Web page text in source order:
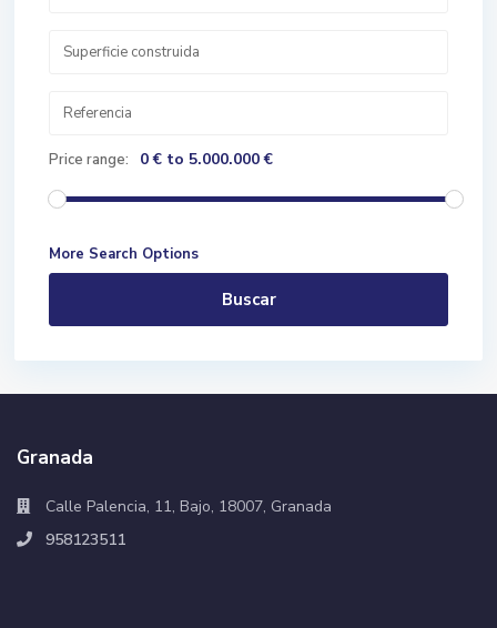
Price range: 0 € to 5.000.000 €
More Search Options
Buscar
Granada
Calle Palencia, 11, Bajo, 18007, Granada
958123511